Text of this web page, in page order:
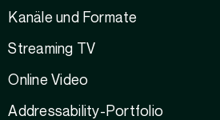
Kanäle und Formate
Streaming TV
Online Video
Addressability-Portfolio